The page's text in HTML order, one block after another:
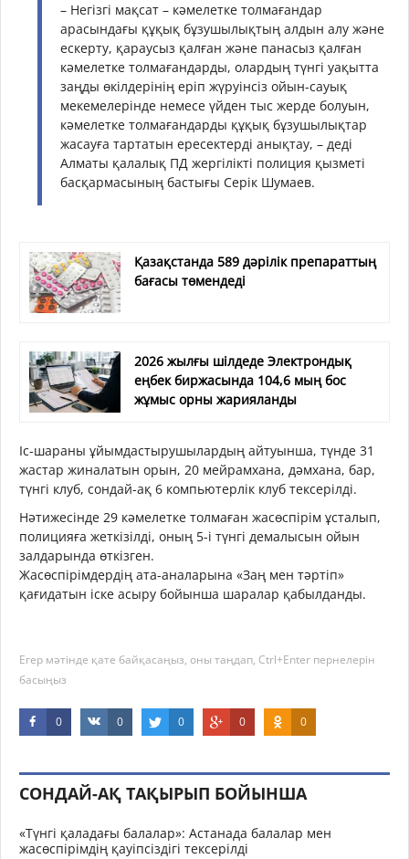
– Негізгі мақсат – кәмелетке толмағандар
арасындағы құқық бұзушылықтың алдын алу және
ескерту, қараусыз қалған және панасыз қалған
кәмелетке толмағандарды, олардың түнгі уақытта
заңды өкілдерінің еріп жүруінсіз ойын-сауық
мекемелерінде немесе үйден тыс жерде болуын,
кәмелетке толмағандарды құқық бұзушылықтар
жасауға тартатын ересектерді анықтау, – деді
Алматы қалалық ПД жергілікті полиция қызметі
басқармасының бастығы Серік Шумаев.
Қазақстанда 589 дәрілік препараттың
бағасы төмендеді
2026 жылғы шілдеде Электрондық
еңбек биржасында 104,6 мың бос
жұмыс орны жарияланды
Іс-шараны ұйымдастырушылардың айтуынша, түнде 31
жастар жиналатын орын, 20 мейрамхана, дәмхана, бар,
түнгі клуб, сондай-ақ 6 компьютерлік клуб тексерілді.
Нәтижесінде 29 кәмелетке толмаған жасөспірім ұсталып,
полицияға жеткізілді, оның 5-і түнгі демалысын ойын
залдарында өткізген.
Жасөспірімдердің ата-аналарына «Заң мен тәртіп»
қағидатын іске асыру бойынша шаралар қабылданды.
Егер мәтінде қате байқасаңыз, оны таңдап, Ctrl+Enter пернелерін
басыңыз
0 0 0 0 0
СОНДАЙ-АҚ ТАҚЫРЫП БОЙЫНША
«Түнгі қаладағы балалар»: Астанада балалар мен
жасөспірімдің қауіпсіздігі тексерілді